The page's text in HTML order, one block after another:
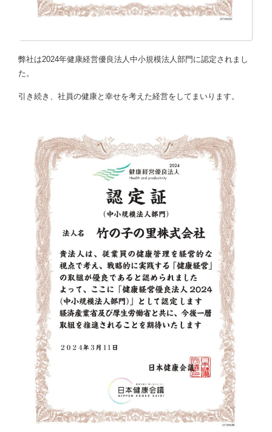
弊社は2024年健康経営優良法人中小規模法人部門に認定されまし
た。
引き続き、社員の健康と幸せを考えた経営をしてまいります。